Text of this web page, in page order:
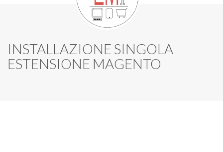
INSTALLAZIONE SINGOLA
ESTENSIONE MAGENTO